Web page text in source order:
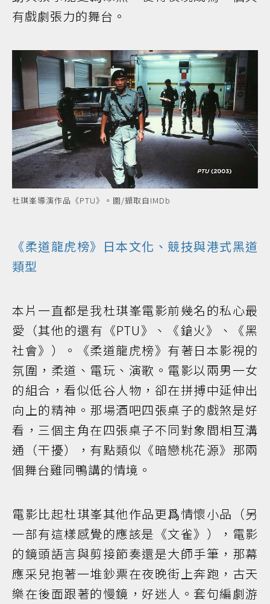
有戲劇張力的舞台。
杜琪峯導演作品《PTU》。圖/擷取自IMDb
《柔道龍虎榜》日本文化、競技與港式黑道
類型
本片一直都是我杜琪峯電影前幾名的私心最
愛（其他的還有《PTU》、《鎗火》、《黑
社會》）。《柔道龍虎榜》有著日本影視的
氛圍，柔道、電玩、演歌。電影以兩男一女
的組合，看似低谷人物，卻在拼搏中延伸出
向上的精神。那場酒吧四張桌子的戲煞是好
看，三個主角在四張桌子不同對象間相互溝
通（干擾），有點類似《暗戀桃花源》那兩
個舞台雞同鴨講的情境。
電影比起杜琪峯其他作品更爲情懷小品（另
一部有這樣感覺的應該是《文雀》），電影
的鏡頭語言與剪接節奏還是大師手筆，那幕
應采兒抱著一堆鈔票在夜晚街上奔跑，古天
樂在後面跟著的慢鏡，好迷人。套句編劇游